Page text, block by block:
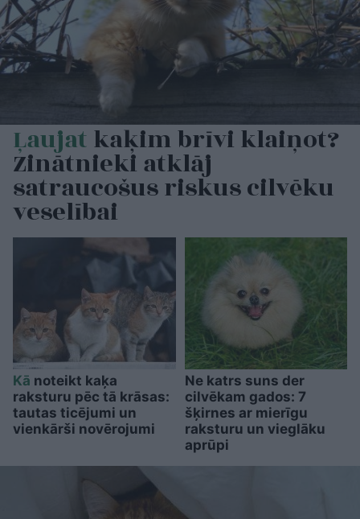
Ļaujatkaķim brīvi klaiņot?
Zinātnieki atklāj
satraucošus riskus cilvēku
veselībai
Kā noteikt kaķa
raksturu pēc tā krāsas:
tautas ticējumi un
vienkārši novērojumi
Ne katrs suns der
cilvēkam gados: 7
šķirnes ar mierīgu
raksturu un vieglāku
aprūpi